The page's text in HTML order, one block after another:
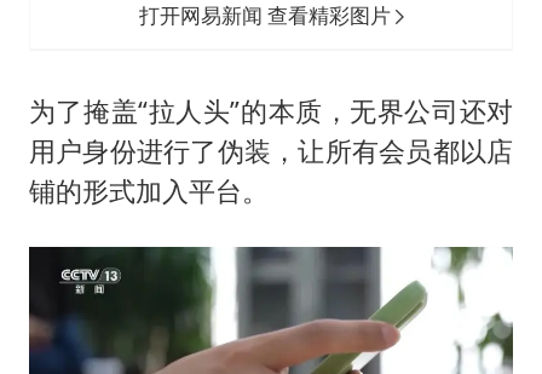
打开网易新闻 查看精彩图片
为了掩盖“拉人头”的本质，无界公司还对
用户身份进行了伪装，让所有会员都以店
铺的形式加入平台。